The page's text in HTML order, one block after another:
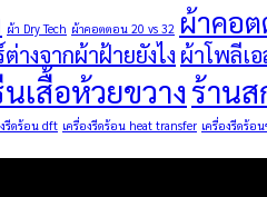
ผ้า Dry Tech ผ้าคอตตอน 20 vs 32 ผ้าคอ
างจากผ้าฝ้ายยังไง ผ้าโพลีเ
เสื้อห้วยขวางร้าน
งรีดร้อน dft เครื่องรีดร้อน heat transfer เครื่องรีดร้อ